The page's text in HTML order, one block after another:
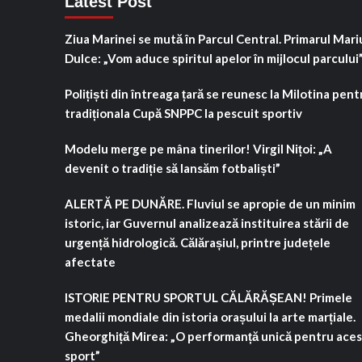
Ziua Marinei se mută în Parcul Central. Primarul
Dulce: „Vom aduce spiritul apelor în mijlocul parcului”
Polițiști din întreaga țară se reunesc la Milotina
tradiționala Cupă SNPPC la pescuit sportiv
Modelu merge pe mâna tinerilor! Virgil Nițoi: „A
devenit o tradiție să lansăm fotbaliști”
ALERTĂ PE DUNĂRE. Fluviul se apropie de un minim
istoric, iar Guvernul analizează instituirea stării de
urgență hidrologică. Călărașiul, printre județele
afectate
ISTORIE PENTRU SPORTUL CĂLĂRĂȘEAN! Primele
medalii mondiale din istoria orașului la arte marțiale.
Gheorghiță Mirea: „O performanță unică pentru
sport”